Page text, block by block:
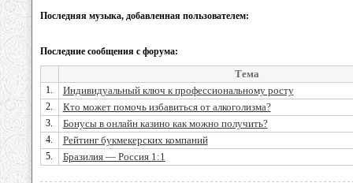
Последняя музыка, добавленная пользователем:
Последние сообщения с форума:
Тема
1. Индивидуальный ключ к профессиональному росту
2. Кто может помочь избавиться от алкоголизма?
3. Бонусы в онлайн казино как можно получить?
4. Рейтинг букмекерских компаний
5. Бразилия — Россия 1:1